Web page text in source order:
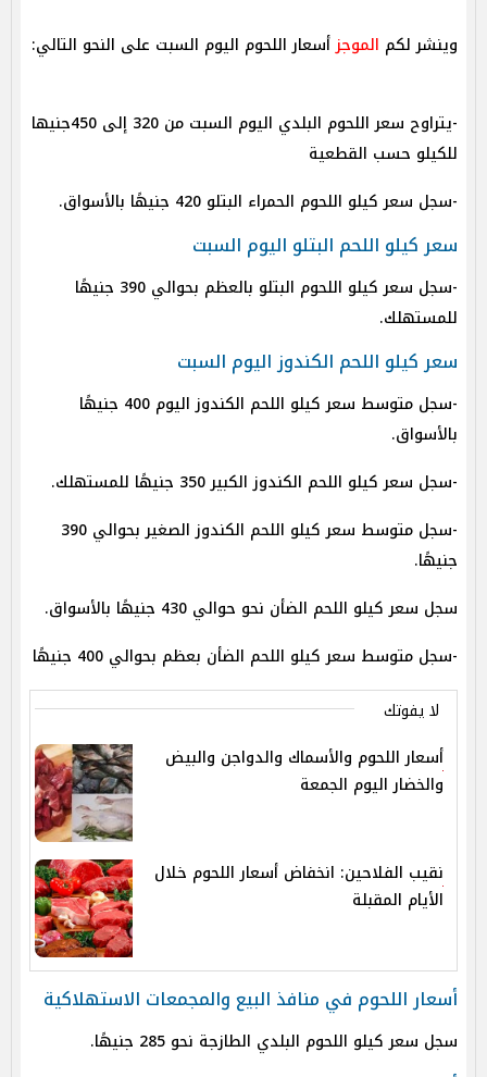
وينشر لكم الموجزأسعار اللحوم اليوم السبت على النحو التالي:
-يتراوح سعر اللحوم البلدي اليوم السبت من 320 إلى 450جنيها
للكيلو حسب القطعية
-سجل سعر كيلو اللحوم الحمراء البتلو 420 جنيهًا بالأسواق.
سعر كيلو اللحم البتلو اليوم السبت
-سجل سعر كيلو اللحوم البتلو بالعظم بحوالي 390 جنيهًا
للمستهلك.
سعر كيلو اللحم الكندوز اليوم السبت
-سجل متوسط سعر كيلو اللحم الكندوز اليوم 400 جنيهًا
بالأسواق.
-سجل سعر كيلو اللحم الكندوز الكبير 350 جنيهًا للمستهلك.
-سجل متوسط سعر كيلو اللحم الكندوز الصغير بحوالي 390
جنيهًا.
سجل سعر كيلو اللحم الضأن نحو حوالي 430 جنيهًا بالأسواق.
-سجل متوسط سعر كيلو اللحم الضأن بعظم بحوالي 400 جنيهًا
لا يفوتك
أسعار اللحوم والأسماك والدواجن والبيض
والخضار اليوم الجمعة
نقيب الفلاحين: انخفاض أسعار اللحوم خلال
الأيام المقبلة
أسعار اللحوم في منافذ البيع والمجمعات الاستهلاكية
سجل سعر كيلو اللحوم البلدي الطازجة نحو 285 جنيهًا.